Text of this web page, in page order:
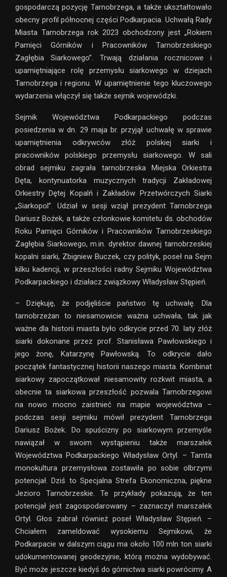
gospodarczą pozycję Tarnobrzega, a także ukształtowało
obecny profil północnej części Podkarpacia. Uchwałą Rady
Miasta Tarnobrzega rok 2023 obchodzony jest „Rokiem
Pamięci Górników i Pracowników Tarnobrzeskiego
Zagłębia Siarkowego”. Trwają działania rocznicowe i
upamiętniające rolę przemysłu siarkowego w dziejach
Tarnobrzega i regionu. W upamiętnienie tego kluczowego
wydarzenia włączył się także sejmik wojewódzki.
Sejmik Województwa Podkarpackiego podczas
posiedzenia w dn. 29 maja br. przyjął uchwałę w sprawie
upamiętnienia odkrywców złóż polskiej siarki i
pracowników polskiego przemysłu siarkowego. W sali
obrad sejmiku zagrała tarnobrzeska Miejska Orkiestra
Dęta, kontynuatorka muzycznych tradycji Zakładowej
Orkiestry Dętej Kopalń i Zakładów Przetwórczych Siarki
„Siarkopol”. Udział w sesji wziął prezydent Tarnobrzega
Dariusz Bożek, a także członkowie komitetu ds. obchodów
Roku Pamięci Górników i Pracowników Tarnobrzeskiego
Zagłębia Siarkowego, m.in. dyrektor dawnej tarnobrzeskiej
kopalni siarki, Zbigniew Buczek, czy polityk, poseł na Sejm
kilku kadencji, w przeszłości radny Sejmiku Województwa
Podkarpackiego i działacz związkowy Władysław Stępień.
– Dziękuję, że podjęliście państwo tę uchwałę. Dla
tarnobrzeżan to niesamowicie ważna uchwała, tak jak
ważne dla historii miasta było odkrycie przed 70. laty złóż
siarki dokonane przez prof. Stanisława Pawłowskiego i
jego żonę, Katarzynę Pawłowską. To odkrycie dało
początek fantastycznej historii naszego miasta. Kombinat
siarkowy zapoczątkował niesamowity rozkwit miasta, a
obecnie ta siarkowa przeszłość pozwala Tarnobrzegowi
na nowo mocno zaistnieć na mapie województwa –
podczas sesji sejmiku mówił prezydent Tarnobrzega
Dariusz Bożek. Do spuścizny po siarkowym przemyśle
nawiązał w swoim wystąpieniu także marszałek
Województwa Podkarpackiego Władysław Ortyl. – Tamta
monokultura przemysłowa zostawiła po sobie olbrzymi
potencjał. Dziś to Specjalna Strefa Ekonomiczna, piękne
Jezioro Tarnobrzeskie. Te przykłady pokazują, że ten
potencjał jest zagospodarowany – zaznaczył marszałek
Ortyl. Głos zabrał również poseł Władysław Stępień. –
Chciałem zameldować wysokiemu Sejmikowi, że
Podkarpacie w dalszym ciągu ma około 100 mln ton siarki
udokumentowanej geodezyjnie, którą można wydobywać.
Być może jeszcze kiedyś do górnictwa siarki powrócimy. A